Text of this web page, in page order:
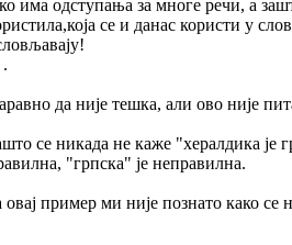
има одступања за многе речи, а
се и данас користи у
да није тешка, али ово није
се никада не каже "хералдика је
"грпска" је неправилна.
овај пример ми није познато како се